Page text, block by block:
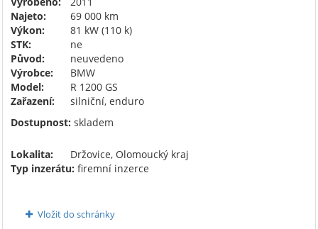
Najeto:
69 000 km
Výkon:
81 kW (110 k)
STK:
ne
Původ:
neuvedeno
Výrobce:
BMW
Model:
R 1200 GS
Zařazení:
silniční, enduro
Dostupnost: skladem
Lokalita:
Držovice, Olomoucký kraj
Typ inzerátu: firemní inzerce
Vložit do schránky